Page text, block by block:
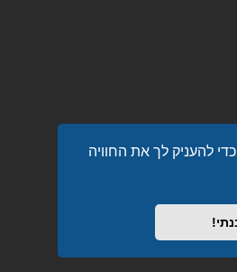
להעניק לך את החוויה